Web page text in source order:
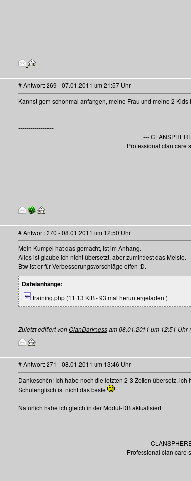
# Antwort: 269 - 07.01.2011 um 21:57 Uhr
Kannst gern schonmal anfangen, meine Frau und meine 2
------------------
---
Professional clan care
# Antwort: 270 - 08.01.2011 um 12:50 Uhr
Mein Kumpel hat das gemacht, ist im Anhang.
Alles ist glaube ich nicht übersetzt, aber zumindest das Meiste.
Btw ist er für Verbesserungsvorschläge offen ;D.
Dateianhänge:
training.php (11.13 KiB - 93 mal heruntergeladen )
Zuletzt editiert vonClanDarknessam 08.01.2011 um 12:51 Uhr
# Antwort: 271 - 08.01.2011 um 13:46 Uhr
Dankeschön! Ich habe noch die letzten 2-3 Zeilen übersetz,
Schulenglisch ist nicht das beste
Natürlich habe ich gleich in der Modul-DB aktualisiert.
------------------
---
Professional clan care